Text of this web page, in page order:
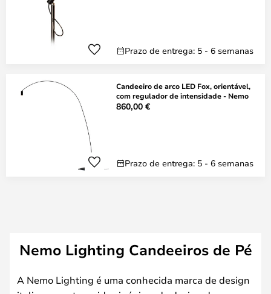
Prazo de entrega: 5 - 6 semanas
Candeeiro de arco LED Fox, orientável,
com regulador de intensidade - Nemo
860,00 €
Prazo de entrega: 5 - 6 semanas
Nemo Lighting Candeeiros de Pé
A Nemo Lighting é uma conhecida marca de design